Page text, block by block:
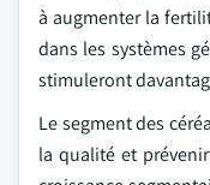
à augmenter la
dans les systèmes
stimuleront
Le segment des
la qualité et